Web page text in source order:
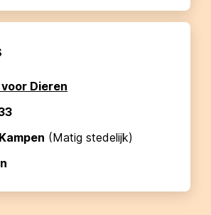
Dieren
Kampen (Matig stedelijk)